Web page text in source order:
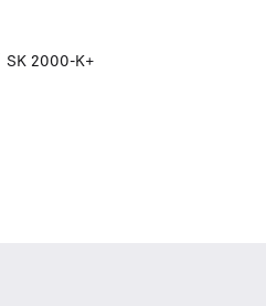
SK 2000-K+